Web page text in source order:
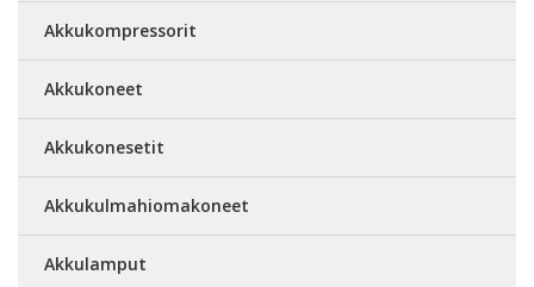
Akkukompressorit
Akkukoneet
Akkukonesetit
Akkukulmahiomakoneet
Akkulamput